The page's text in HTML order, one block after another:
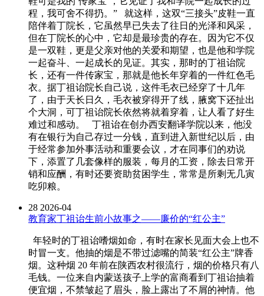
程，我可舍不得扔。” 就这样，这双“三接头”皮鞋一直
陪伴着丁院长，它虽然早已失去了往日的光泽和风采，
但在丁院长的心中，它却是最珍贵的存在。因为它不仅
是一双鞋，更是父亲对他的关爱和期望，也是他和学院
一起奋斗、一起成长的见证。其实，那时的丁祖诒院
长，还有一件传家宝，那就是他长年穿着的一件红色毛
衣。据丁祖诒院长自己说，这件毛衣已经穿了十几年
了，由于天长日久，毛衣被穿得开了线，腋窝下还扯出
个大洞，可丁祖诒院长依然将就着穿着，让人看了好生
难过和感动。 丁祖诒在创办西安翻译学院以来，他没
有在银行为自己存过一分钱，直到进入新世纪以后，由
于经常参加外事活动和重要会议，才在同事们的劝说
下，添置了几套像样的服装，每月的工资，除去日常开
销和应酬，有时还要资助贫困学生，常常是所剩无几寅
吃卯粮。
28 2026-04
教育家丁祖诒生前小故事之——廉价的“红公主”
年轻时的丁祖诒嗜烟如命，有时在家长见面大会上也不
时冒一支。他抽的烟是不带过滤嘴的简装“红公主”牌香
烟。这种烟 20 年前在陕西农村很流行，烟的价格只有八
毛钱。一位来自内蒙送孩子上学的富商看到丁祖诒抽着
便宜烟，不禁皱起了眉头，脸上露出了不屑的神情。他